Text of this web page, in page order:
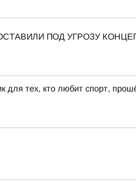
ПОД УГРОЗУ
тех, кто любит спорт,